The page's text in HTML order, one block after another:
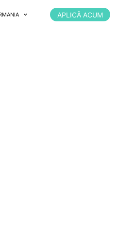
APLICĂ ACUM